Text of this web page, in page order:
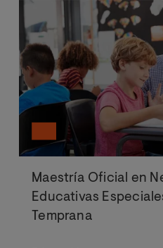
Maestría Oficial en
Educativas
Temprana